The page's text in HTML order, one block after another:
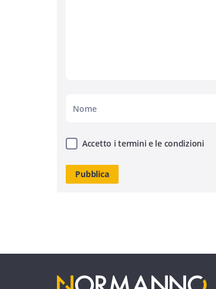
Accetto i termini e le condizioni